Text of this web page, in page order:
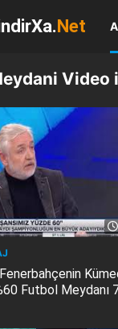
Net
Video
Futbol Meydanı